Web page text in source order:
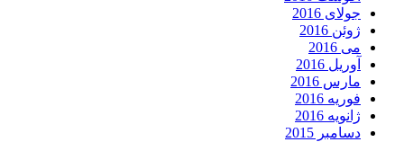
جولای 2016
ژوئن 2016
می 2016
آوریل 2016
مارس 2016
فوریه 2016
ژانویه 2016
دسامبر 2015